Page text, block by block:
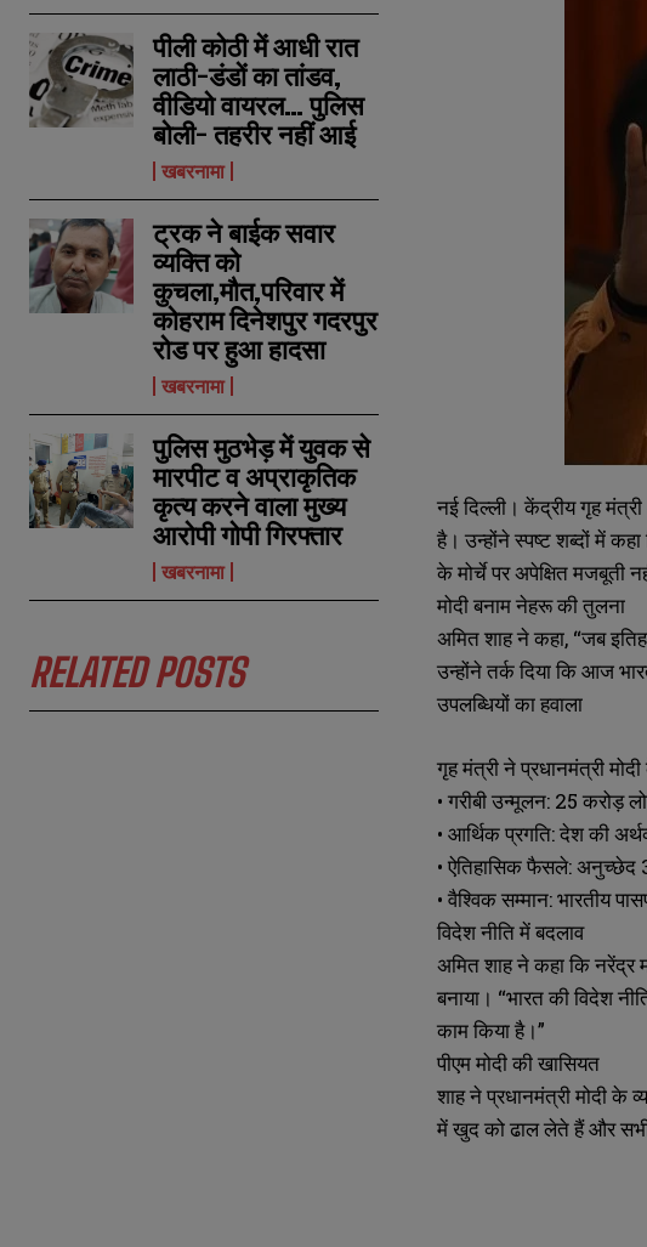
N
a
e
*
E
m
a
i
*
m
e
r
s
N
a
e
*
E
m
a
i
*
m
e
r
s
पीली कोठी में आधी रात
लाठी-डंडों का तांडव,
वीडियो वायरल… पुलिस
बोली- तहरीर नहीं आई
खबरनामा
ट्रक ने बाईक सवार
व्यक्ति को
कुचला,मौत,परिवार में
कोहराम दिनेशपुर गदरपुर
रोड पर हुआ हादसा
खबरनामा
पुलिस मुठभेड़ में युवक से
मारपीट व अप्राकृतिक
कृत्य करने वाला मुख्य
आरोपी गोपी गिरफ्तार
खबरनामा
RELATED POSTS
नई दिल्ली। केंद्रीय गृह
है। उन्होंने स्पष्ट शब्दों में
के मोर्चे पर अपेक्षित मजबूती
मोदी बनाम नेहरू की तुलना
अमित शाह ने कहा, “जब
उन्होंने तर्क दिया कि आज
उपलब्धियों का हवाला
गृह मंत्री ने प्रधानमंत्री
• गरीबी उन्मूलन: 25 करोड़
• आर्थिक प्रगति: देश की
• ऐतिहासिक फैसले: अनुच्छेद
• वैश्विक सम्मान: भारतीय
विदेश नीति में बदलाव
अमित शाह ने कहा कि नरेंद्र
बनाया। “भारत की विदेश
काम किया है।”
पीएम मोदी की खासियत
शाह ने प्रधानमंत्री मोदी के
में खुद को ढाल लेते हैं और सभी